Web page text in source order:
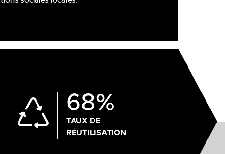
68%
TAUX DE
RÉUTILISATION